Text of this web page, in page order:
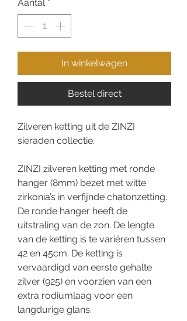
Aantal *
In winkelwagen
Bestel direct
Zilveren ketting uit de ZINZI
sieraden collectie.
ZINZI zilveren ketting met ronde
hanger (8mm) bezet met witte
zirkonia’s in verfijnde chatonzetting.
De ronde hanger heeft de
uitstraling van de zon. De lengte
van de ketting is te variëren tussen
42 en 45cm. De ketting is
vervaardigd van eerste gehalte
zilver (925) en voorzien van een
extra rodiumlaag voor een
langdurige glans.